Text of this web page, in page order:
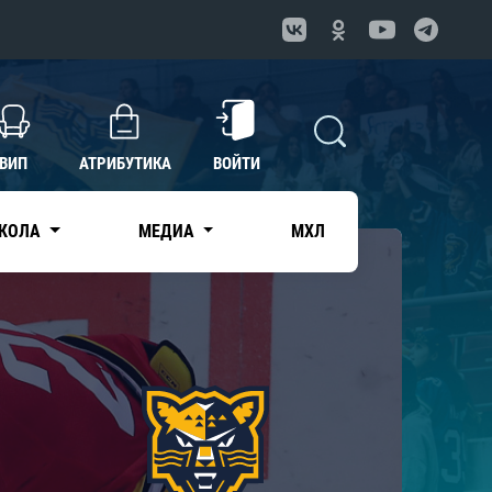
ВИП АТРИБУТИКА ВОЙТИ
МЕДИА МХЛ